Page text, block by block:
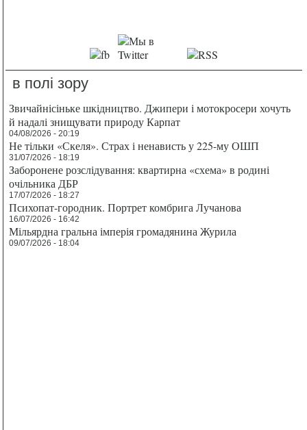
в полі зору
Звичайнісіньке шкідництво. Джипери і мотокросери хочуть
й надалі знищувати природу Карпат
04/08/2026 - 20:19
Не тільки «Скеля». Страх і ненависть у 225-му ОШП
31/07/2026 - 18:19
Заборонене розслідування: квартирна «схема» в родині
очільника ДБР
17/07/2026 - 18:27
Психопат-городник. Портрет комбрига Лучанова
16/07/2026 - 16:42
Мільярдна гральна імперія громадянина Журила
09/07/2026 - 18:04